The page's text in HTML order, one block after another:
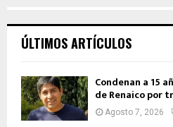
ÚLTIMOS ARTÍCULOS
Condenan a 15
de Renaico por
Agosto 7, 2026